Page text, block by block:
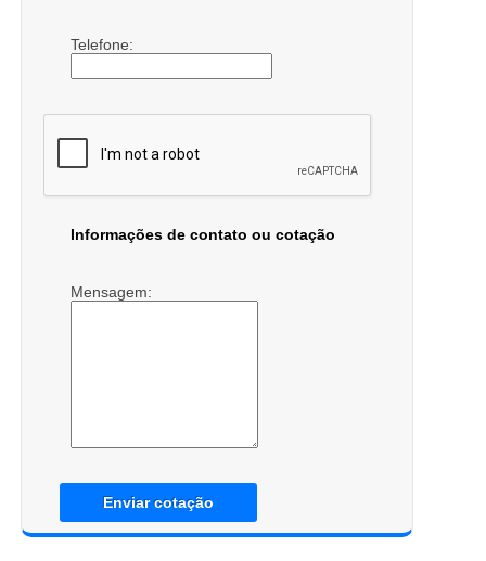
Telefone:
Informações de contato ou cotação
Mensagem:
Enviar cotação